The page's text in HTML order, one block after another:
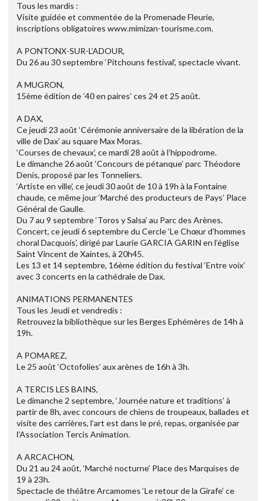
Tous les mardis :
Visite guidée et commentée de la Promenade Fleurie,
inscriptions obligatoires www.mimizan-tourisme.com.
A PONTONX-SUR-L’ADOUR,
Du 26 au 30 septembre ‘Pitchouns festival’, spectacle vivant.
A MUGRON,
15ème édition de ’40 en paires’ ces 24 et 25 août.
A DAX,
Ce jeudi 23 août ‘Cérémonie anniversaire de la libération de la
ville de Dax’ au square Max Moras.
‘Courses de chevaux’, ce mardi 28 août à l’hippodrome.
Le dimanche 26 août ‘Concours de pétanque’ parc Théodore
Denis, proposé par les Tonneliers.
‘Artiste en ville’, ce jeudi 30 août de 10 à 19h à la Fontaine
chaude, ce même jour ‘Marché des producteurs de Pays’ Place
Général de Gaulle.
Du 7 au 9 septembre ‘Toros y Salsa’ au Parc des Arènes.
Concert, ce jeudi 6 septembre du Cercle ‘Le Chœur d’hommes
choral Dacquois’, dirigé par Laurie GARCIA GARIN en l’église
Saint Vincent de Xaintes, à 20h45.
Les 13 et 14 septembre, 16ème édition du festival ‘Entre voix’
avec 3 concerts en la cathédrale de Dax.
ANIMATIONS PERMANENTES
Tous les Jeudi et vendredis :
Retrouvez la bibliothèque sur les Berges Ephémères de 14h à
19h.
A POMAREZ,
Le 25 août ‘Octofolies’ aux arènes de 16h à 3h.
A TERCIS LES BAINS,
Le dimanche 2 septembre, ‘Journée nature et traditions’ à
partir de 8h, avec concours de chiens de troupeaux, ballades et
visite des carrières, l’art est dans le pré, repas, organisée par
l’Association Tercis Animation.
A ARCACHON,
Du 21 au 24 août, ‘Marché nocturne’ Place des Marquises de
19 à 23h.
Spectacle de théâtre Arcamomes ‘Le retour de la Girafe’ ce